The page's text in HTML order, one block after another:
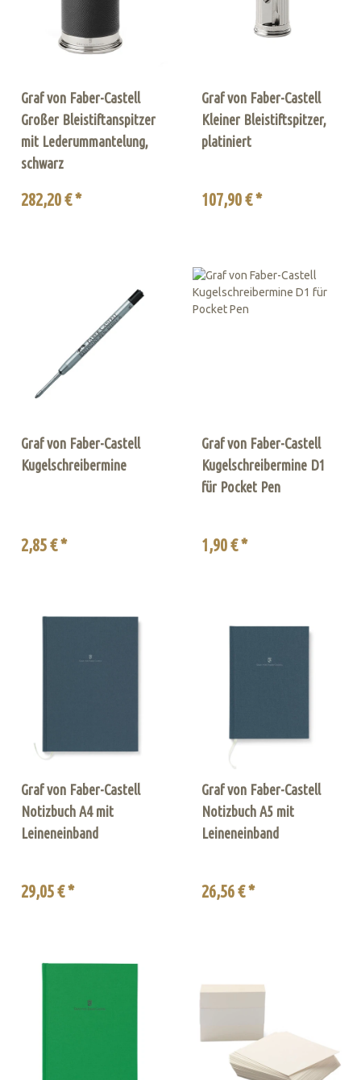
Graf von Faber-Castell
Großer Bleistiftanspitzer
mit Lederummantelung,
schwarz
282,20 € *
Graf von Faber-Castell
Kleiner Bleistiftspitzer,
platiniert
107,90 € *
Graf von Faber-Castell
Kugelschreibermine
2,85 € *
Graf von Faber-Castell
Kugelschreibermine D1
für Pocket Pen
1,90 € *
Graf von Faber-Castell
Notizbuch A4 mit
Leineneinband
29,05 € *
Graf von Faber-Castell
Notizbuch A5 mit
Leineneinband
26,56 € *